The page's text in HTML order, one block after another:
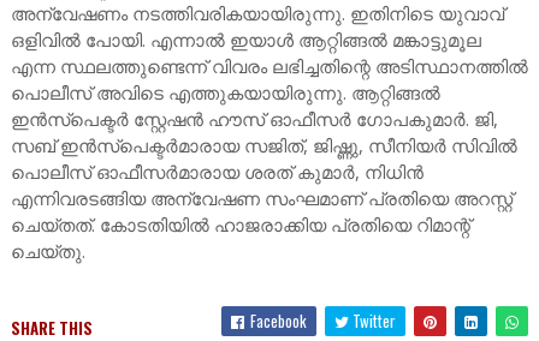
അന്വേഷണം നടത്തിവരികയായിരുന്നു. ഇതിനിടെ യുവാവ്
ഒളിവിൽ പോയി. എന്നാൽ ഇയാൾ ആറ്റിങ്ങൽ മങ്കാട്ടുമൂല
എന്ന സ്ഥലത്തുണ്ടെന്ന് വിവരം ലഭിച്ചതിന്റെ അടിസ്ഥാനത്തിൽ
പൊലീസ് അവിടെ എത്തുകയായിരുന്നു. ആറ്റിങ്ങൽ
ഇൻസ്പെക്ടർ സ്റ്റേഷൻ ഹൗസ് ഓഫീസർ ഗോപകുമാർ. ജി,
സബ് ഇൻസ്പെക്ടർമാരായ സജിത്, ജിഷ്ണു, സീനിയർ സിവിൽ
പൊലീസ് ഓഫീസർമാരായ ശരത് കുമാർ, നിധിൻ
എന്നിവരടങ്ങിയ അന്വേഷണ സംഘമാണ് പ്രതിയെ അറസ്റ്റ്
ചെയ്തത്. കോടതിയിൽ ഹാജരാക്കിയ പ്രതിയെ റിമാന്റ്
ചെയ്തു.
SHARE THIS Facebook Twitter